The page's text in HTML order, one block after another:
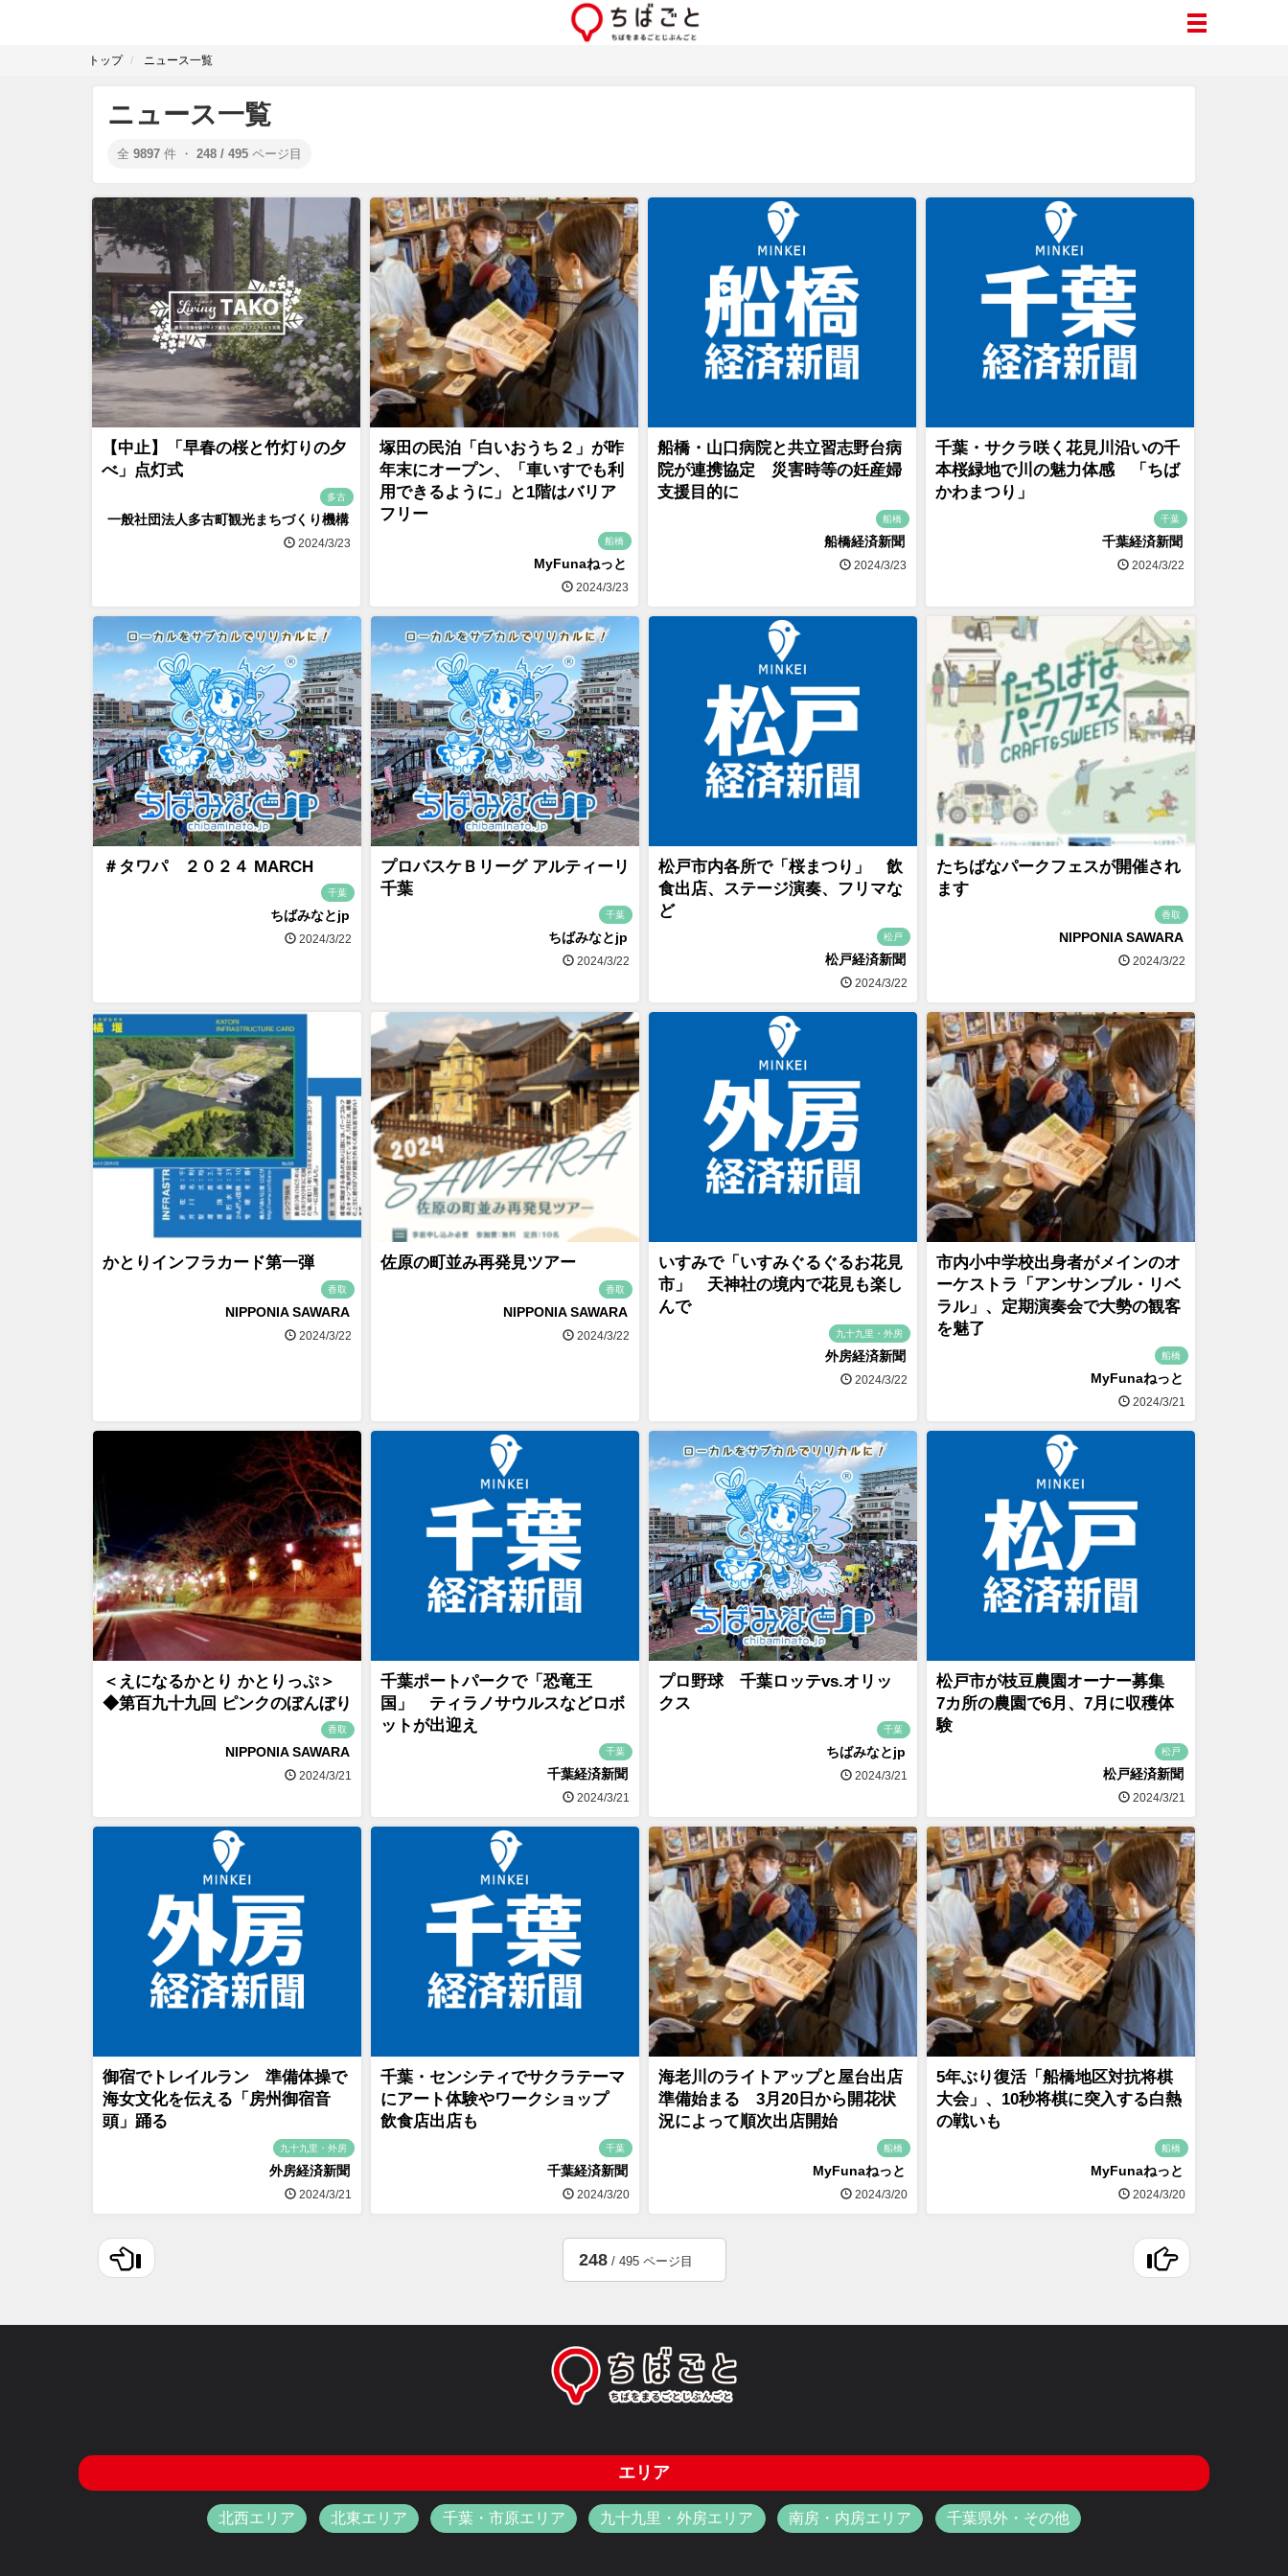
トップ ニュース一覧
ニュース一覧
全 9897 件 ・ 248 / 495 ページ目
【中止】「早春の桜と竹灯りの夕
べ」点灯式
多古
一般社団法人多古町観光まちづくり機構
2024/3/23
塚田の民泊「白いおうち２」が昨
年末にオープン、「車いすでも利
用できるように」と1階はバリア
フリー
船橋
MyFunaねっと
2024/3/23
船橋・山口病院と共立習志野台病
院が連携協定 災害時等の妊産婦
支援目的に
船橋
船橋経済新聞
2024/3/23
千葉・サクラ咲く花見川沿いの千
本桜緑地で川の魅力体感 「ちば
かわまつり」
千葉
千葉経済新聞
2024/3/22
＃タワパ ２０２４ MARCH
千葉
ちばみなとjp
2024/3/22
プロバスケＢリーグ アルティーリ
千葉
千葉
ちばみなとjp
2024/3/22
松戸市内各所で「桜まつり」 飲
食出店、ステージ演奏、フリマな
ど
松戸
松戸経済新聞
2024/3/22
たちばなパークフェスが開催され
ます
香取
NIPPONIA SAWARA
2024/3/22
かとりインフラカード第一弾
香取
NIPPONIA SAWARA
2024/3/22
佐原の町並み再発見ツアー
香取
NIPPONIA SAWARA
2024/3/22
いすみで「いすみぐるぐるお花見
市」 天神社の境内で花見も楽し
んで
九十九里・外房
外房経済新聞
2024/3/22
市内小中学校出身者がメインのオ
ーケストラ「アンサンブル・リベ
ラル」、定期演奏会で大勢の観客
を魅了
船橋
MyFunaねっと
2024/3/21
＜えになるかとり かとりっぷ＞
◆第百九十九回 ピンクのぼんぼり
香取
NIPPONIA SAWARA
2024/3/21
千葉ポートパークで「恐竜王
国」 ティラノサウルスなどロボ
ットが出迎え
千葉
千葉経済新聞
2024/3/21
プロ野球 千葉ロッテvs.オリッ
クス
千葉
ちばみなとjp
2024/3/21
松戸市が枝豆農園オーナー募集
7カ所の農園で6月、7月に収穫体
験
松戸
松戸経済新聞
2024/3/21
御宿でトレイルラン 準備体操で
海女文化を伝える「房州御宿音
頭」踊る
九十九里・外房
外房経済新聞
2024/3/21
千葉・センシティでサクラテーマ
にアート体験やワークショップ
飲食店出店も
千葉
千葉経済新聞
2024/3/20
海老川のライトアップと屋台出店
準備始まる 3月20日から開花状
況によって順次出店開始
船橋
MyFunaねっと
2024/3/20
5年ぶり復活「船橋地区対抗将棋
大会」、10秒将棋に突入する白熱
の戦いも
船橋
MyFunaねっと
2024/3/20
248/ 495 ページ目
エリア
北西エリア 北東エリア 千葉・市原エリア 九十九里・外房エリア 南房・内房エリア 千葉県外・その他